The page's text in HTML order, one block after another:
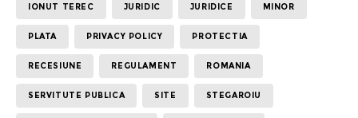
IONUT TEREC JURIDIC JURIDICE MINOR
PLATA PRIVACY POLICY PROTECTIA
RECESIUNE REGULAMENT ROMANIA
SERVITUTE PUBLICA SITE STEGAROIU